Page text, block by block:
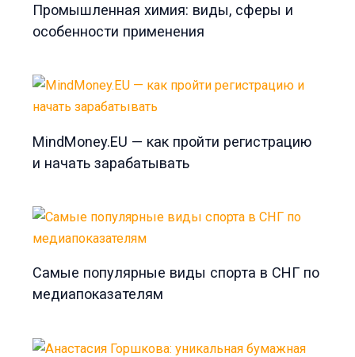
Промышленная химия: виды, сферы и
особенности применения
MindMoney.EU — как пройти регистрацию
и начать зарабатывать
Самые популярные виды спорта в СНГ по
медиапоказателям